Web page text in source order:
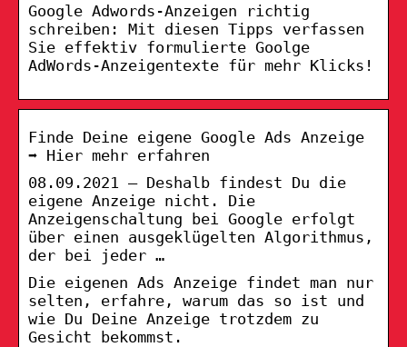
Google Adwords-Anzeigen richtig
schreiben: Mit diesen Tipps verfassen
Sie effektiv formulierte Goolge
AdWords-Anzeigentexte für mehr Klicks!
Finde Deine eigene Google Ads Anzeige
➡️ Hier mehr erfahren
08.09.2021 — Deshalb findest Du die
eigene Anzeige nicht. Die
Anzeigenschaltung bei Google erfolgt
über einen ausgeklügelten Algorithmus,
der bei jeder …
Die eigenen Ads Anzeige findet man nur
selten, erfahre, warum das so ist und
wie Du Deine Anzeige trotzdem zu
Gesicht bekommst.